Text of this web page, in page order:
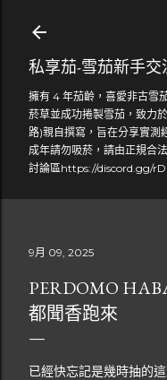
私享茄-雪茄新手交
擁有 4 年茄齡，喜愛非古雪
菸草並成功捲製雪茄，致力
路)親自撰寫，旨在分享實
成年請勿吸菸，請由正規合
討論區https://discord.gg/
9月 09, 2025
PERDOMO
都聞香跑來
已經快忘記是幾時抽的